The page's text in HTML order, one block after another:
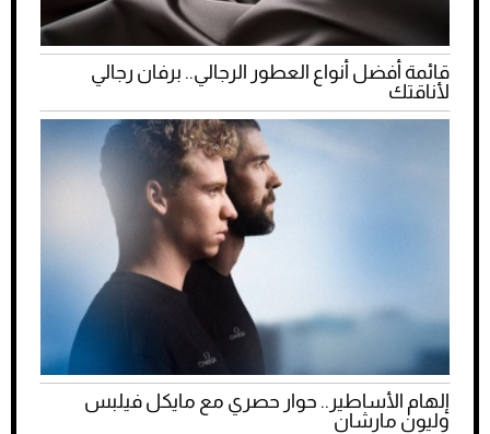
قائمة أفضل أنواع العطور الرجالي.. برفان رجالي
لأناقتك
إلهام الأساطير.. حوار حصري مع مايكل فيلبس
وليون مارشان